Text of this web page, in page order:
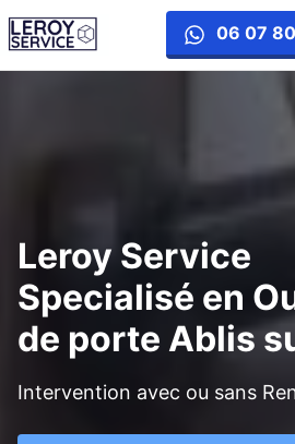
06 07
ouverture-porte
Leroy Service
Specialisé en
de porte Ablis
Intervention avec ou sans